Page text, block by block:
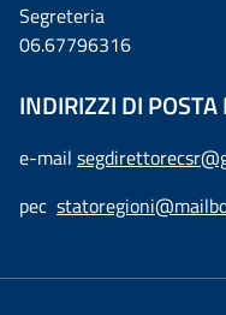
Segreteria
06.67796316
INDIRIZZI DI
e-mail
pec